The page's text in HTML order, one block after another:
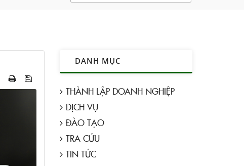
DANH MỤC
THÀNH LẬP DOANH NGHIỆP
DỊCH VỤ
ĐÀO TẠO
TRA CỨU
TIN TỨC